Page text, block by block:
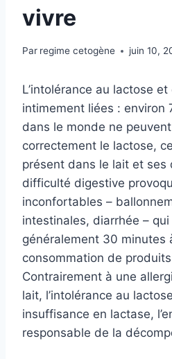
vivre
Par regime cetogène juin 10,
L’intolérance au lactose
intimement liées : environ
dans le monde ne
correctement le lactose,
présent dans le lait et ses
difficulté digestive
inconfortables –
intestinales, diarrhée –
généralement 30 minutes
consommation de
Contrairement à une
lait, l’intolérance au
insuffisance en lactase,
responsable de la